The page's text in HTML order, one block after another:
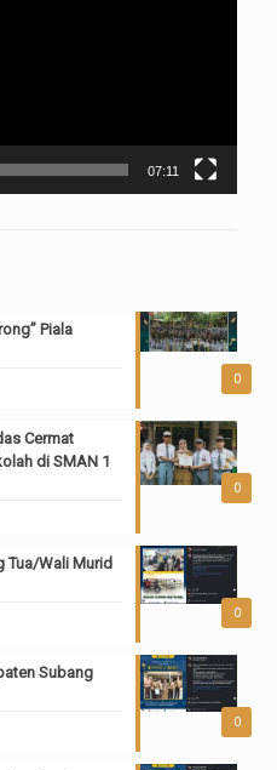
07:11
0
Piala
0
Cermat
di SMAN 1
0
Tua/Wali Murid
0
Subang